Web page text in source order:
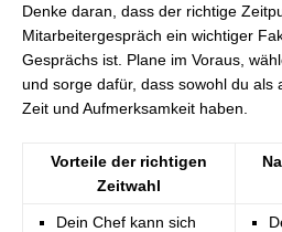
Denke daran, dass der richtige
Mitarbeitergespräch ein wichtiger
Gesprächs ist. Plane im Voraus,
und sorge dafür, dass sowohl du als
Zeit und Aufmerksamkeit haben.
Vorteile der richtigen
Zeitwahl
Dein Chef kann sich